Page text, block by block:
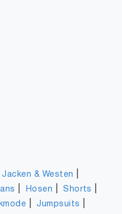
Jacken & Westen
Hosen |Shorts
|Jumpsuits